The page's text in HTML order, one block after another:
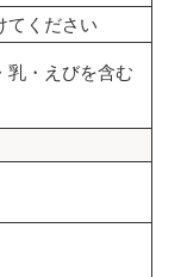
てください
乳・えびを含む